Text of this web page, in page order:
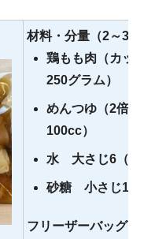
材料・分量（2～3
鶏もも肉（カッ
250グラム）
めんつゆ（2倍
100cc）
水 大さじ6（
砂糖 小さじ1
フリーザーバッグ